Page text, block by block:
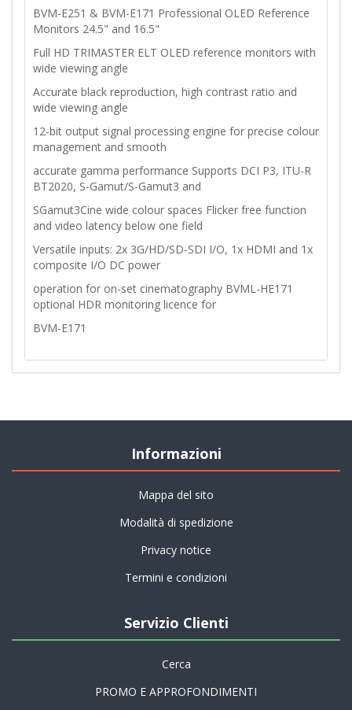
BVM-E251 & BVM-E171 Professional OLED Reference
Monitors 24.5" and 16.5"
Full HD TRIMASTER ELT OLED reference monitors with
wide viewing angle
Accurate black reproduction, high contrast ratio and
wide viewing angle
12-bit output signal processing engine for precise colour
management and smooth
accurate gamma performance Supports DCI P3, ITU-R
BT2020, S-Gamut/S-Gamut3 and
SGamut3Cine wide colour spaces Flicker free function
and video latency below one field
Versatile inputs: 2x 3G/HD/SD-SDI I/O, 1x HDMI and 1x
composite I/O DC power
operation for on-set cinematography BVML-HE171
optional HDR monitoring licence for
BVM-E171
Informazioni
Mappa del sito
Modalità di spedizione
Privacy notice
Termini e condizioni
Servizio Clienti
Cerca
PROMO E APPROFONDIMENTI